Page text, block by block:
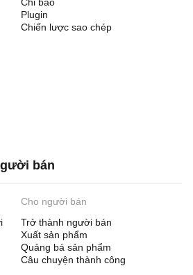
Plugin
Chiến lược sao chép
bán
Cho người bán
Trở thành người bán
Xuất sản phẩm
Quảng bá sản phẩm
Câu chuyện thành công